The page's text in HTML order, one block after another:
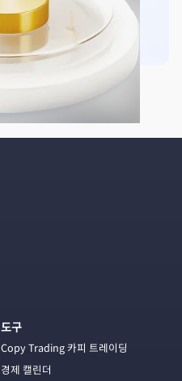
도구
Copy Trading 카피 트레이딩
경제 캘린더